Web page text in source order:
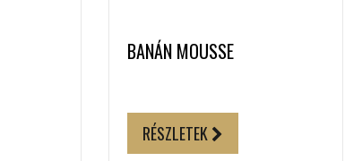
BANÁN MOUSSE
RÉSZLETEK